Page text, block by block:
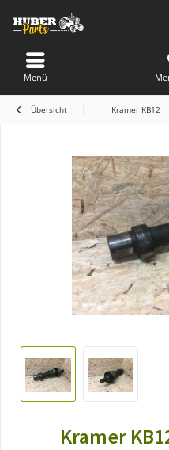
Menü
Übersicht Kramer KB12
Kramer